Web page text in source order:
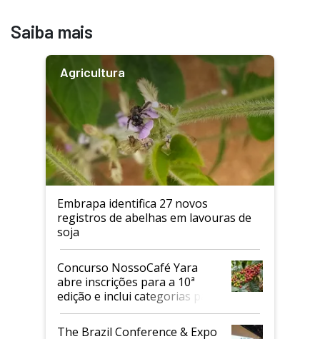
Saiba mais
Agricultura
Embrapa identifica 27 novos
registros de abelhas em lavouras de
soja
Concurso NossoCafé Yara
abre inscrições para a 10ª
edição e inclui categorias para
cafés Canephora
The Brazil Conference & Expo